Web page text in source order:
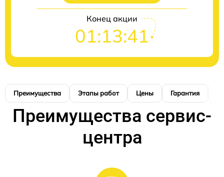
Конец акции
01:13:40
Преимущества Этапы работ Цены Гарантия
Преимущества сервис-
центра